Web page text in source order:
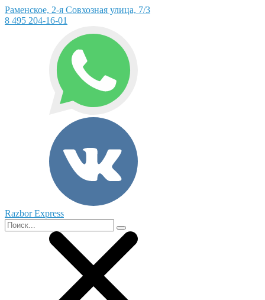
Раменское, 2-я Совхозная улица, 7/3
8 495 204-16-01
Razbor Express